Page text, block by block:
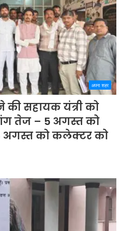
अपना शहर
सहायक यंत्री को
तेज – 5 अगस्त को
को कलेक्टर को